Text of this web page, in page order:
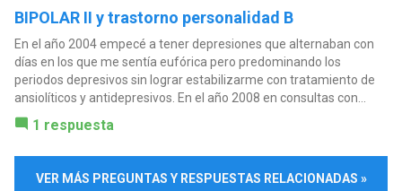
BIPOLAR II y trastorno personalidad B
En el año 2004 empecé a tener depresiones que alternaban con
días en los que me sentía eufórica pero predominando los
periodos depresivos sin lograr estabilizarme con tratamiento de
ansiolíticos y antidepresivos. En el año 2008 en consultas con...
1 respuesta
VER MÁS PREGUNTAS Y RESPUESTAS RELACIONADAS »